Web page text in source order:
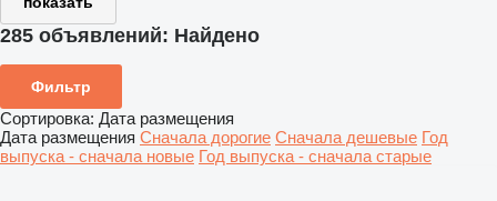
285 объявлений: Найдено
Фильтр
Сортировка: Дата размещения
Дата размещения Сначала дорогие Сначала дешевые Год
выпуска - сначала новые Год выпуска - сначала старые